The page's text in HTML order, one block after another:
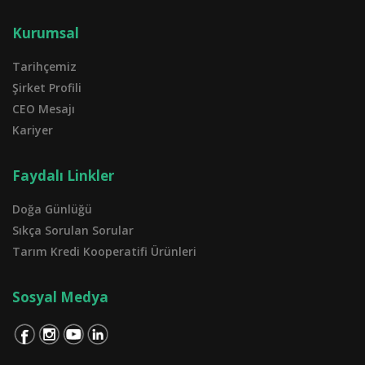
Kurumsal
Tarihçemiz
Şirket Profili
CEO Mesajı
Kariyer
Faydalı Linkler
Doğa Günlüğü
Sıkça Sorulan Sorular
Tarım Kredi Kooperatifi Ürünleri
Sosyal Medya